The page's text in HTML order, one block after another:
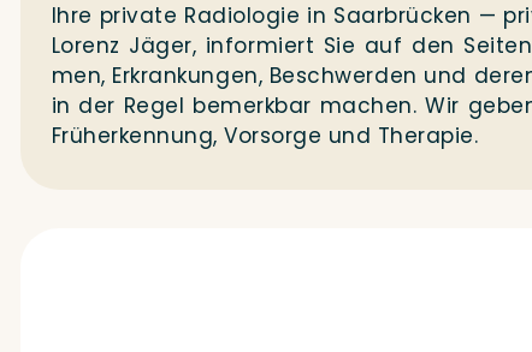
Ihre pri­va­te Radio­lo­gie in Saar­brü­cken —
Lorenz Jäger, infor­miert Sie auf den
men, Erkran­kun­gen, Beschwer­den und
in der Regel bemerk­bar machen. Wir
Früh­erken­nung, Vor­sor­ge und Therapie.